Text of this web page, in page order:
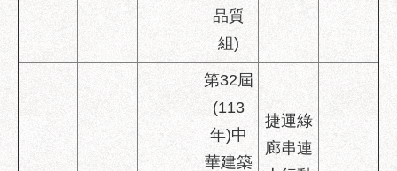
品質
組)
第32屆
(113
年)中
華建築
捷運綠
廊串連